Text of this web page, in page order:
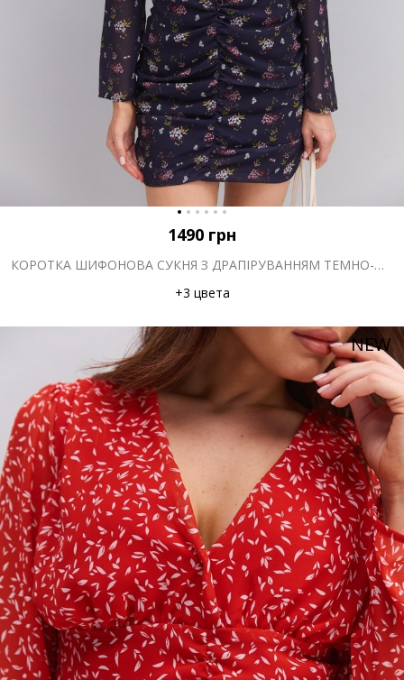
1490 грн
КОРОТКА ШИФОНОВА СУКНЯ З ДРАПІРУВАННЯМ ТЕМНО-ФІОЛЕТОВА З КВІТКОВИМ ПРИНТОМ
+3 цвета
NEW